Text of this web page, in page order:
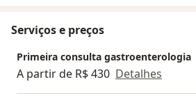
Serviços e preços
Primeira consulta gastroenterologia
A partir de R$ 430 Detalhes